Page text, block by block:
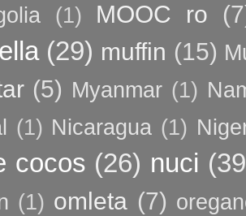
(1) MOOC ro
(29) muffin (15)
(5) Myanmar (1)
(1) Nicaragua (1)
cocos (26) nuci
(1) omleta (7)